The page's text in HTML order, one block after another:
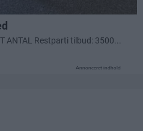
Annonceret indhold